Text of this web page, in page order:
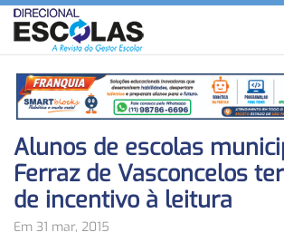
Alunos de escolas
Ferraz de Vasconcelos
de incentivo à leitura
Em 31 mar, 2015